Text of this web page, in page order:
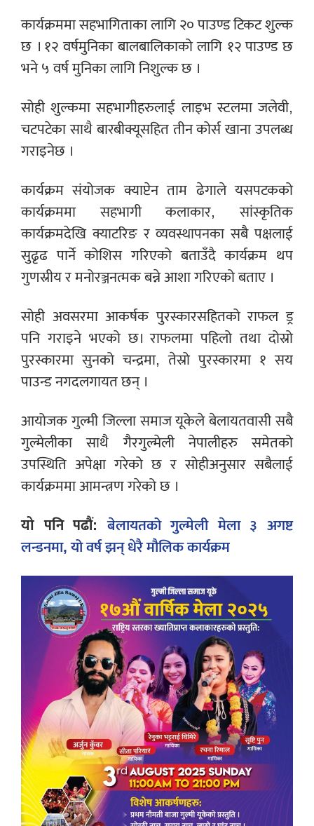
कार्यक्रममा सहभागिताका लागि २० पाउण्ड टिकट शुल्क
छ । १२ वर्षमुनिका बालबालिकाको लागि १२ पाउण्ड छ
भने ५ वर्ष मुनिका लागि निशुल्क छ ।
सोही शुल्कमा सहभागीहरुलाई लाइभ स्टलमा जलेवी,
चटपटेका साथै बारबीक्यूसहित तीन कोर्स खाना उपलब्ध
गराइनेछ ।
कार्यक्रम संयोजक क्याप्टेन ताम ढेगाले यसपटकको
कार्यक्रममा सहभागी कलाकार, सांस्कृतिक
कार्यक्रमदेखि क्याटरिङ र व्यवस्थापनका सबै पक्षलाई
सुढृढ पार्ने कोशिस गरिएको बताउँदै कार्यक्रम थप
गुणस्रीय र मनोरञ्जनत्मक बन्ने आशा गरिएको बताए ।
सोही अवसरमा आकर्षक पुरस्कारसहितको राफल ड्र
पनि गराइने भएको छ। राफलमा पहिलो तथा दोस्रो
पुरस्कारमा सुनको चन्द्रमा, तेस्रो पुरस्कारमा १ सय
पाउन्ड नगदलगायत छन् ।
आयोजक गुल्मी जिल्ला समाज यूकेले बेलायतवासी सबै
गुल्मेलीका साथै गैरगुल्मेली नेपालीहरु समेतको
उपस्थिति अपेक्षा गरेको छ र सोहीअनुसार सबैलाई
कार्यक्रममा आमन्त्रण गरेको छ ।
यो पनि पढौं:बेलायतको गुल्मेली मेला ३ अगष्ट
लन्डनमा, यो वर्ष झन् धेरै मौलिक कार्यक्रम